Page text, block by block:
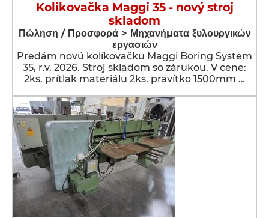
Kolikovačka Maggi 35 - nový stroj
skladom
Πώληση / Προσφορά > Μηχανήματα ξυλουργικών
εργασιών
Predám novú kolíkovačku Maggi Boring System
35, r.v. 2026. Stroj skladom so zárukou. V cene:
2ks. prítlak materiálu 2ks. pravítko 1500mm …